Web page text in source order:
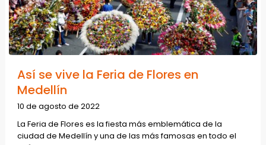
Así se vive la Feria de Flores en
Medellín
10 de agosto de 2022
La Feria de Flores es la fiesta más emblemática de la
ciudad de Medellín y una de las más famosas en todo el